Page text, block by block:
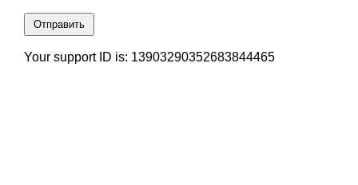
Отправить
Your support ID is: 13903290352683844465